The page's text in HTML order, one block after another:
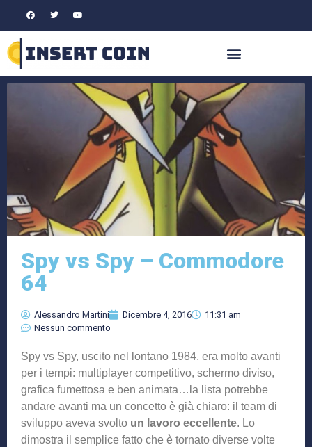
Spy vs Spy – Commodore
64
Alessandro Martini Dicembre 4, 2016
11:31 am
Nessun commento
Spy vs Spy, uscito nel lontano 1984, era molto avanti
per i tempi: multiplayer competitivo, schermo diviso,
grafica fumettosa e ben animata…la lista potrebbe
andare avanti ma un concetto è già chiaro: il team di
sviluppo aveva svolto un lavoro eccellente. Lo
dimostra il semplice fatto che è tornato diverse volte